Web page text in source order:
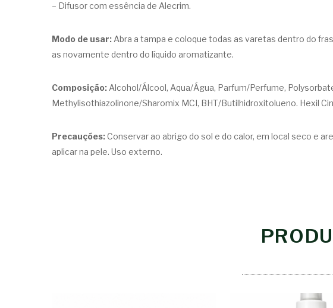
– Difusor com essência de Alecrim.
Modo de usar:Abra a tampa e coloque todas as varetas dentro do
as novamente dentro do líquido aromatizante.
Composição:Alcohol/Álcool, Aqua/Água, Parfum/Perfume,
Methylisothiazolinone/Sharomix MCI, BHT/Butilhidroxitolueno. Hexil
Precauções:Conservar ao abrigo do sol e do calor, em local seco e
aplicar na pele. Uso externo.